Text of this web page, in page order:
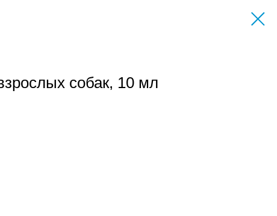
собак, 10 мл